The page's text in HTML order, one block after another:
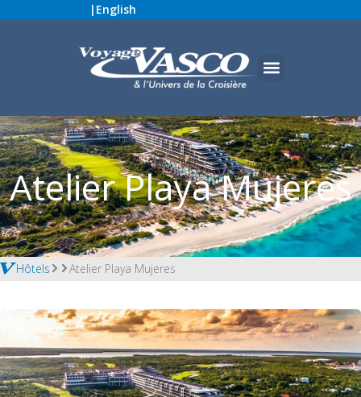
| English
Atelier Playa Mujeres
Hôtels Atelier Playa Mujeres